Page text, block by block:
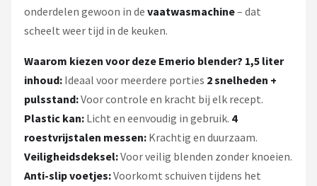
onderdelen gewoon in de vaatwasmachine– dat
scheelt weer tijd in de keuken.
Waarom kiezen voor deze Emerio blender? 1,5 liter
inhoud: Ideaal voor meerdere porties 2 snelheden +
pulsstand:Voor controle en kracht bij elk recept.
Plastic kan: Licht en eenvoudig in gebruik. 4
roestvrijstalen messen: Krachtig en duurzaam.
Veiligheidsdeksel:Voor veilig blenden zonder knoeien.
Anti-slip voetjes:Voorkomt schuiven tijdens het